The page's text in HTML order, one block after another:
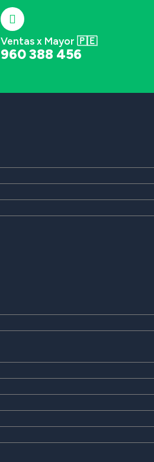
Ventas x Mayor 🇵🇪
960 388 456